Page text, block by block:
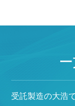
受託製造の大浩